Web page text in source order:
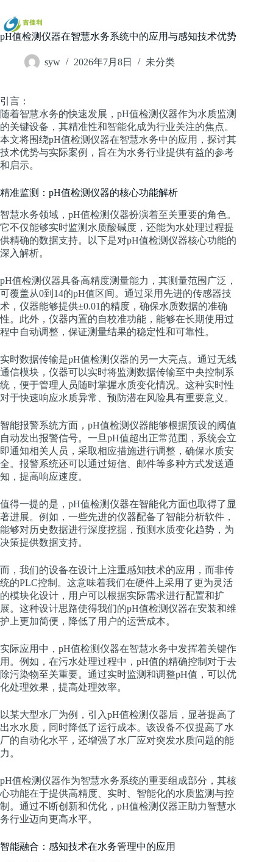
过
内
容
pH值检测仪器在智慧水务系统中的应用与感知技术优势
syw 2026年7月8日 未分类
引言：
随着智慧水务的快速发展，pH值检测仪器作为水质监测
的关键设备，其精准性和智能化成为行业关注的焦点。
本文将围绕pH值检测仪器在智慧水务中的应用，探讨其
技术优势与实际案例，旨在为水务行业提供有益的参考
和启示。
精准监测：pH值检测仪器的核心功能解析
智慧水务领域，pH值检测仪器扮演着至关重要的角色。
它不仅能够实时监测水质酸碱度，还能为水处理过程提
供精确的数据支持。以下是对pH值检测仪器核心功能的
深入解析。
pH值检测仪器具备高精度测量能力，其测量范围广泛，
可覆盖从0到14的pH值区间。通过采用先进的传感器技
术，仪器能够提供±0.01的精度，确保水质数据的准确
性。此外，仪器内置的自校准功能，能够在长期使用过
程中自动调整，保证测量结果的稳定性和可靠性。
实时数据传输是pH值检测仪器的另一大亮点。通过无线
通信模块，仪器可以实时将监测数据传输至中央控制系
统，便于管理人员随时掌握水质变化情况。这种实时性
对于快速响应水质异常、预防潜在风险具有重要意义。
智能报警系统方面，pH值检测仪器能够根据预设的阈值
自动发出报警信号。一旦pH值超出正常范围，系统会立
即通知相关人员，采取相应措施进行调整，确保水质安
全。报警系统还可以通过短信、邮件等多种方式发送通
知，提高响应速度。
值得一提的是，pH值检测仪器在智能化方面也取得了显
著进展。例如，一些先进的仪器配备了智能分析软件，
能够对历史数据进行深度挖掘，预测水质变化趋势，为
决策提供数据支持。
而，我们的设备在设计上注重感知技术的应用，而非传
统的PLC控制。这意味着我们在硬件上采用了更为灵活
的模块化设计，用户可以根据实际需求进行配置和扩
展。这种设计思路使得我们的pH值检测仪器在安装和维
护上更加简便，降低了用户的运营成本。
实际应用中，pH值检测仪器在智慧水务中发挥着关键作
用。例如，在污水处理过程中，pH值的精确控制对于去
除污染物至关重要。通过实时监测和调整pH值，可以优
化处理效果，提高处理效率。
以某大型水厂为例，引入pH值检测仪器后，显著提高了
出水水质，同时降低了运行成本。该设备不仅提高了水
厂的自动化水平，还增强了水厂应对突发水质问题的能
力。
pH值检测仪器作为智慧水务系统的重要组成部分，其核
心功能在于提供高精度、实时、智能化的水质监测与控
制。通过不断创新和优化，pH值检测仪器正助力智慧水
务行业迈向更高水平。
智能融合：感知技术在水务管理中的应用